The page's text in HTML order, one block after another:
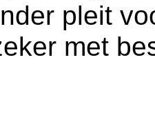
pleit
met